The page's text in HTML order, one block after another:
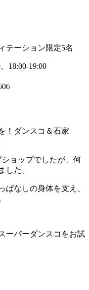
テーション限定5名
18:00-19:00
！ダンスコ＆石家
ョップでしたが、何
した。
ぱなしの身体を支え、
ーパーダンスコをお試